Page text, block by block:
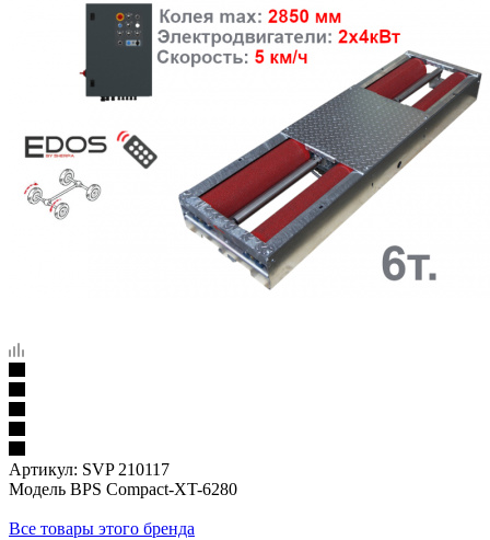
Артикул: SVP 210117
Модель BPS Compact-XT-6280
Все товары этого бренда